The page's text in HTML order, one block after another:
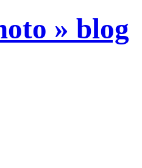
» blog